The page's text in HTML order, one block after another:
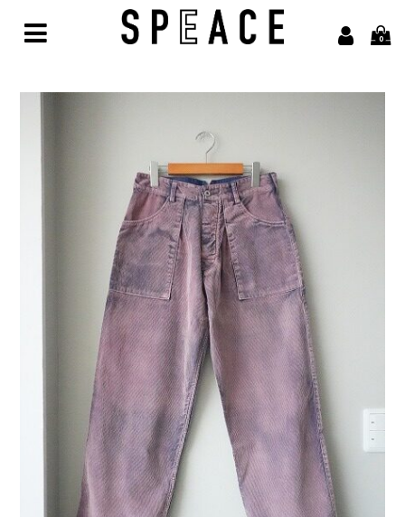
0
alvana【アルヴァナ】
Arbor【アルボル】
asics【アシックス】
awasa【アワサ】
BARAILLE＆GARMENTS【バライルアンドガーメンツ】
凹凸bocodeco【ボコデコ 】
COMESANDGOES【カムズアンドゴーズ】
COTTON PAN【コットンパン】
crepuscule【クレプスキュール】